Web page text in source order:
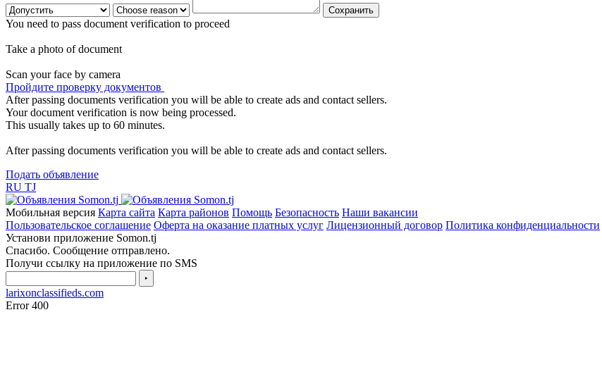
You need to pass document verification to proceed
Take a photo of document
Scan your face by camera
Пройдите проверку документов
After passing documents verification you will be able to create ads and contact sellers.
Your document verification is now being processed.
This usually takes up to 60 minutes.
After passing documents verification you will be able to create ads and contact sellers.
Подать объявление
RU TJ
Мобильная версия Карта сайта Карта районов Помощь Безопасность Наши вакансии
Пользовательское соглашение Оферта на оказание платных услуг Лицензионный договор Политика конфиденциальности
Установи приложение Somon.tj
Спасибо. Сообщение отправлено.
Получи ссылку на приложение по SMS
‣
larixonclassifieds.com
Error 400